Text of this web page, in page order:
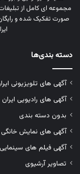
مجموعه‌ ای کامل از
صورت تفکیک‌ شده و رایگان
دسته بندی‌ها
آگهی های تلویزیونی
آگهی های رادیویی ایران
بدون دسته بندی
آگهی های نمایش خانگی
آگهی فیلم های سینمایی
تصاویر آرشیوی